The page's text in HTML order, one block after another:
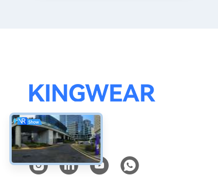
Sociale media